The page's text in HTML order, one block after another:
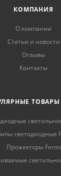
КОМПАНИЯ
О компании
Статьи и новости
Отзывы
Контакты
ТОВАРЫ
светодиодные
Прожекторы Feron